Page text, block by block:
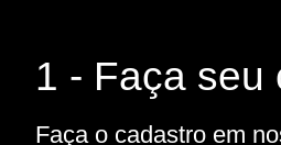
1 - Faça seu
Faça o cadastro em